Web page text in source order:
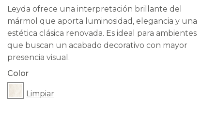
Leyda ofrece una interpretación brillante del
mármol que aporta luminosidad, elegancia y una
estética clásica renovada. Es ideal para ambientes
que buscan un acabado decorativo con mayor
presencia visual.
Color
Limpiar